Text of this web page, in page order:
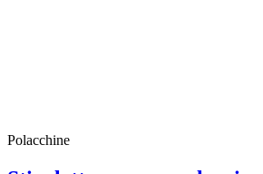
Polacchine